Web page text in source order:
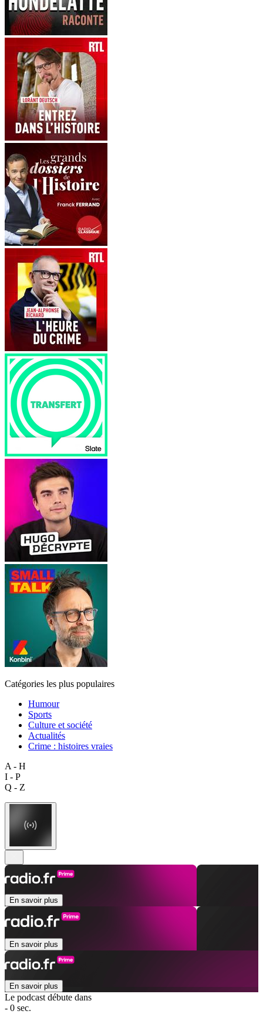
Catégories les plus populaires
Humour
Sports
Culture et société
Actualités
Crime : histoires vraies
A - H
I - P
Q - Z
En savoir plus
En savoir plus
En savoir plus
Le podcast débute dans
- 0 sec.